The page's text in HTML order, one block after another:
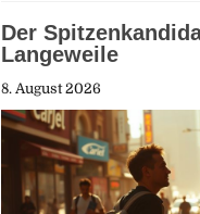
Der
Langeweile
8. August 2026